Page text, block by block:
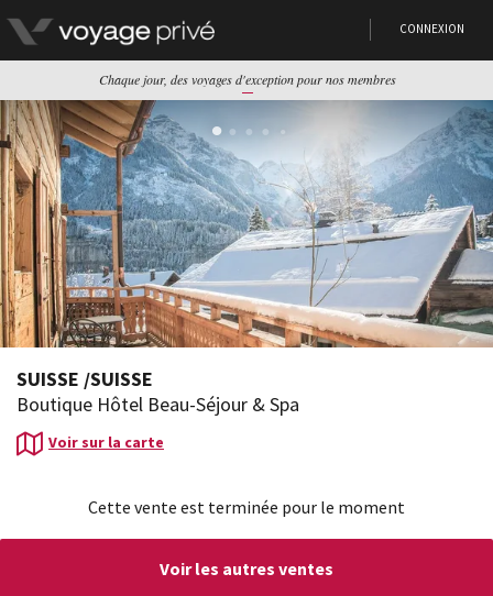
CONNEXION
Chaque jour, des voyages d'exception pour nos membres
Cette vente est terminée pour le moment
Voir les autres ventes
SUISSE /SUISSE
Boutique Hôtel Beau-Séjour & Spa
Voir sur la carte